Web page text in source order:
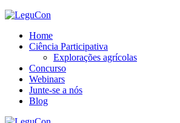
Skip
contentHome
Ciência Participativa
Explorações agrícolas
Concurso
Webinars
Junte-se a nós
Blog